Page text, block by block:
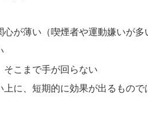
心が薄い（喫煙者や運動嫌いが多
そこまで手が回らない
に、短期的に効果が出るもの